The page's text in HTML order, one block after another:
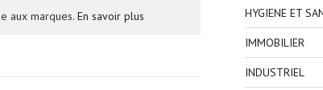
aux marques. En savoir plus HYGIENE ET
IMMOBILIER
INDUSTRIEL